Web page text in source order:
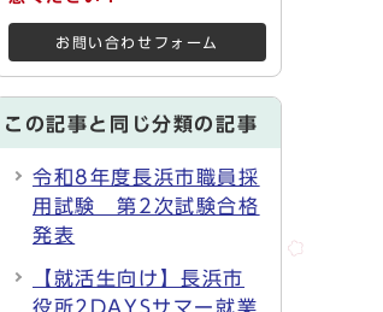
お問い合わせフォーム
この記事と同じ分類の記事
令和8年度長浜市職員採
用試験 第2次試験合格
発表
【就活生向け】長浜市
役所2DAYSサマー就業